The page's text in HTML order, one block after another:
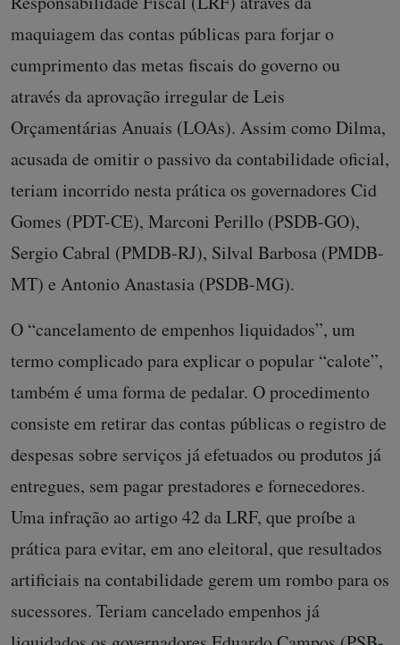
maquiagem das contas públicas para forjar o
cumprimento das metas fiscais do governo ou
através da aprovação irregular de Leis
Orçamentárias Anuais (LOAs). Assim como Dilma,
acusada de omitir o passivo da contabilidade oficial,
teriam incorrido nesta prática os governadores Cid
Gomes (PDT-CE), Marconi Perillo (PSDB-GO),
Sergio Cabral (PMDB-RJ), Silval Barbosa (PMDB-
MT) e Antonio Anastasia (PSDB-MG).
O “cancelamento de empenhos liquidados”, um
termo complicado para explicar o popular “calote”,
também é uma forma de pedalar. O procedimento
consiste em retirar das contas públicas o registro de
despesas sobre serviços já efetuados ou produtos já
entregues, sem pagar prestadores e fornecedores.
Uma infração ao artigo 42 da LRF, que proíbe a
prática para evitar, em ano eleitoral, que resultados
artificiais na contabilidade gerem um rombo para os
sucessores. Teriam cancelado empenhos já